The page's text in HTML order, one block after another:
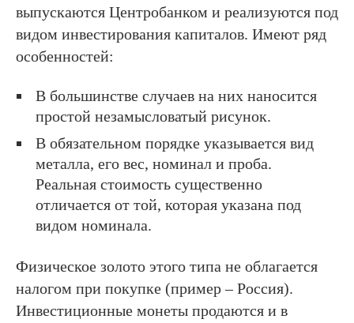
выпускаются Центробанком и реализуются под
видом инвестирования капиталов. Имеют ряд
особенностей:
В большинстве случаев на них наносится
простой незамысловатый рисунок.
В обязательном порядке указывается вид
металла, его вес, номинал и проба.
Реальная стоимость существенно
отличается от той, которая указана под
видом номинала.
Физическое золото этого типа не облагается
налогом при покупке (пример – Россия).
Инвестиционные монеты продаются и в